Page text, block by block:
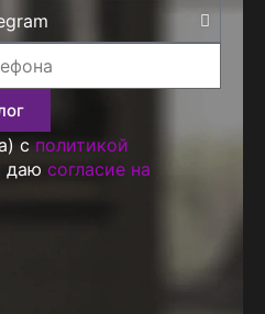
с политикой
даю согласие на